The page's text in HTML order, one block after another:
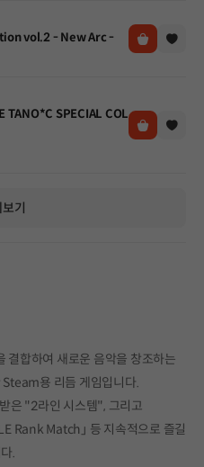
vol.2 - New Arc -
TANO*C SPECIAL COL
기
결합하여 새로운 음악을 창조하는
용 리듬 게임입니다.
은 "2라인 시스템", 그리고
Rank Match」 등 지속적으로 즐길
.